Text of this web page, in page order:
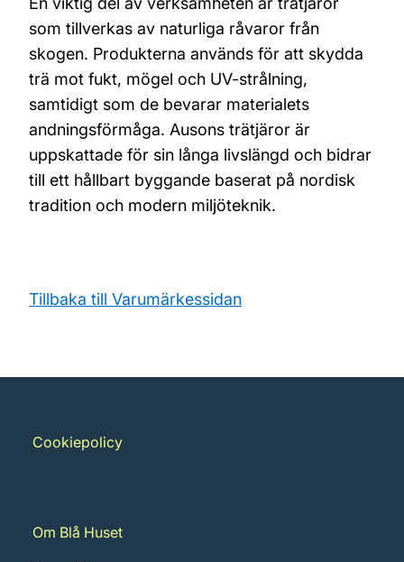
som tillverkas av naturliga råvaror från
skogen. Produkterna används för att skydda
trä mot fukt, mögel och UV-strålning,
samtidigt som de bevarar materialets
andningsförmåga. Ausons trätjäror är
uppskattade för sin långa livslängd och bidrar
till ett hållbart byggande baserat på nordisk
tradition och modern miljöteknik.
Tillbaka till Varumärkessidan
Cookiepolicy
Om Blå Huset